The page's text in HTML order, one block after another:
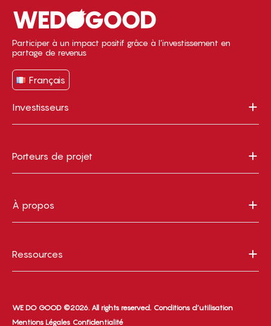
Participer à un impact positif grâce à l’investissement en
partage de revenus
Français
Investisseurs
Porteurs de projet
À propos
Ressources
WE DO GOOD ©2026. All rights reserved. Conditions d’utilisation
Mentions Légales Confidentialité